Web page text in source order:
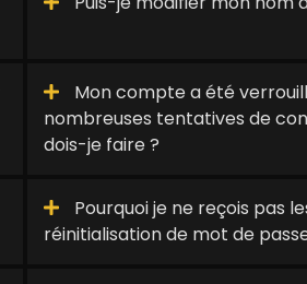
Mon compte a été
nombreuses tentatives de
dois-je faire ?
Pourquoi je ne reçois pas
réinitialisation de mot de